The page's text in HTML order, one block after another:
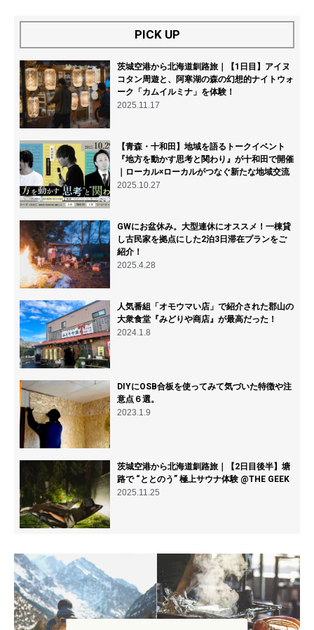
PICK UP
茨城空港から北海道釧路旅｜【1日目】アイヌ
コタン周遊と、阿寒湖の森の幻想的ナイトウォ
ーク「カムイルミナ」を体験！
2025.11.17
【青森・十和田】地域を語るトークイベント
『地方を動かす思考と関わり』が十和田で開催
｜ローカル×ローカルがつなぐ新たな地域交流
2025.10.27
GWにお盆休み。大型連休にオススメ！一棟貸
し古民家を拠点にした2泊3日滞在プランをご
紹介！
2025.4.28
人気番組「オモウマい店」で紹介された郡山の
大衆食堂『みどりや商店』が最高だった！
2024.1.8
DIYにOSB合板を使ってみて気づいた特徴や注
意点６選。
2023.1.9
茨城空港から北海道釧路旅｜【2日目後半】塘
路で “ととのう” 極上サウナ体験 @THE GEEK
2025.11.25